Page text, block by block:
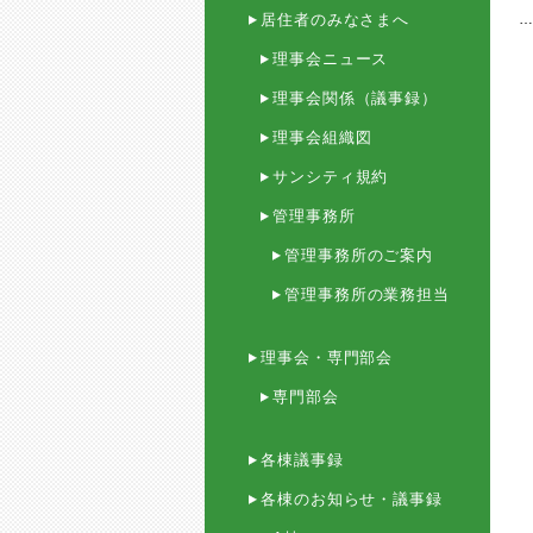
…
居住者のみなさまへ
理事会ニュース
理事会関係（議事録）
理事会組織図
サンシティ規約
管理事務所
管理事務所のご案内
管理事務所の業務担当
理事会・専門部会
専門部会
各棟議事録
各棟のお知らせ・議事録